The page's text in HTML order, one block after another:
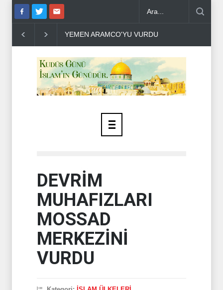
YEMEN ARAMCO'YU VURDU .. HÜSEYİN EL HAC HASAN
DEVRİM
MUHAFIZLARI
MOSSAD
MERKEZİNİ
VURDU